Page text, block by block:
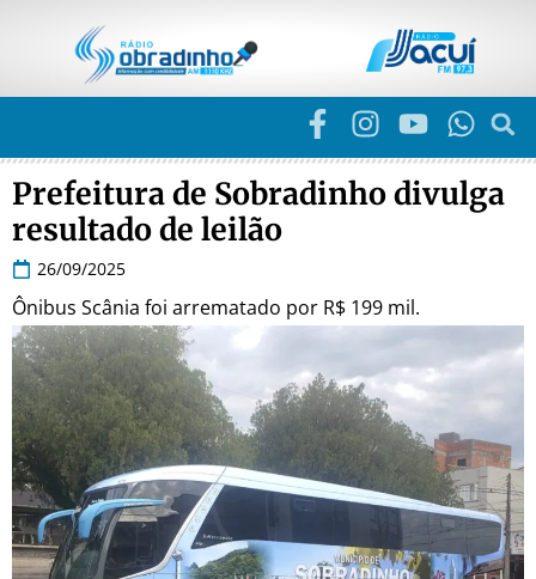
Prefeitura de Sobradinho divulga
resultado de leilão
26/09/2025
Ônibus Scânia foi arrematado por R$ 199 mil.